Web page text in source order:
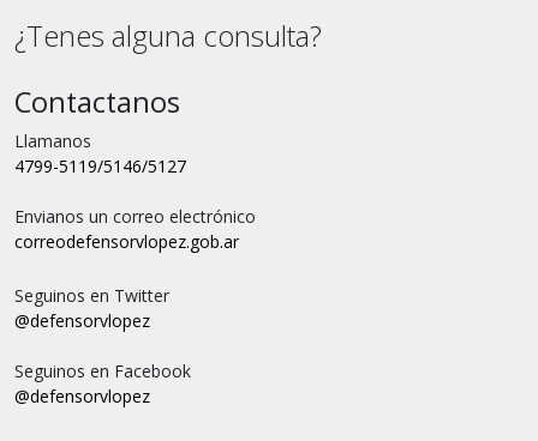
¿Tenes alguna consulta?
Contactanos
Llamanos
4799-5119/5146/5127
Envianos un correo electrónico
correodefensorvlopez.gob.ar
Seguinos en Twitter
@defensorvlopez
Seguinos en Facebook
@defensorvlopez